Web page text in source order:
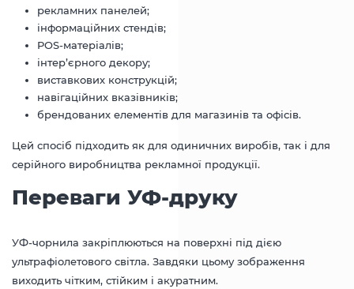
рекламних панелей;
інформаційних стендів;
POS-матеріалів;
інтер’єрного декору;
виставкових конструкцій;
навігаційних вказівників;
брендованих елементів для магазинів та офісів.
Цей спосіб підходить як для одиничних виробів, так і для
серійного виробництва рекламної продукції.
Переваги УФ-друку
УФ-чорнила закріплюються на поверхні під дією
ультрафіолетового світла. Завдяки цьому зображення
виходить чітким, стійким і акуратним.